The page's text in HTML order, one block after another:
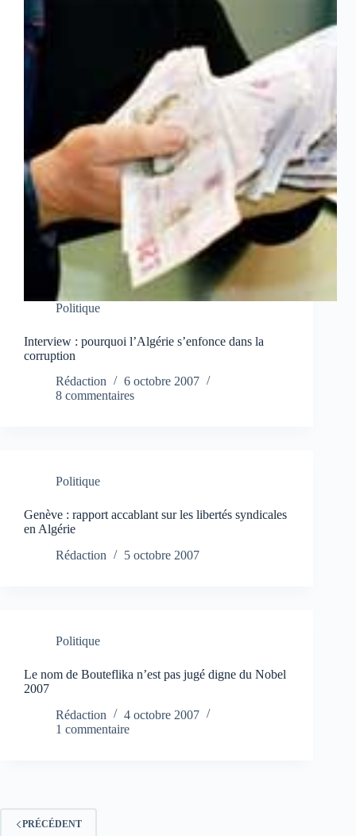
Politique
Interview : pourquoi l’Algérie s’enfonce dans la
corruption
Rédaction
6 octobre 2007
8 commentaires
Politique
Genève : rapport accablant sur les libertés syndicales
en Algérie
Rédaction
5 octobre 2007
Politique
Le nom de Bouteflika n’est pas jugé digne du Nobel
2007
Rédaction
4 octobre 2007
1 commentaire
PRÉCÉDENT